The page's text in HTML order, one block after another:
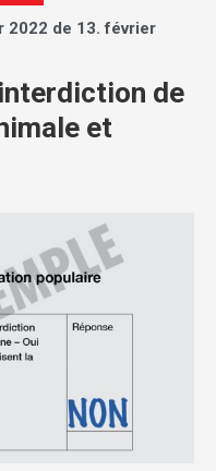
2022 de 13. février
de
et